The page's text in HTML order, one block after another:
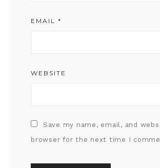
EMAIL *
WEBSITE
Save my name, email, and
browser for the next time I